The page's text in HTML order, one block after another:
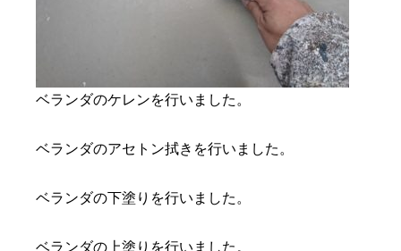
ベランダのケレンを行いました。
ベランダのアセトン拭きを行いました。
ベランダの下塗りを行いました。
ベランダの上塗りを行いました。